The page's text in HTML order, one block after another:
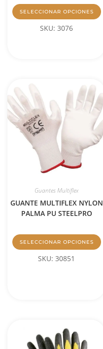
SELECCIONAR OPCIONES
SKU: 3076
Guantes Multiflex
GUANTE MULTIFLEX NYLON
PALMA PU STEELPRO
SELECCIONAR OPCIONES
SKU: 30851